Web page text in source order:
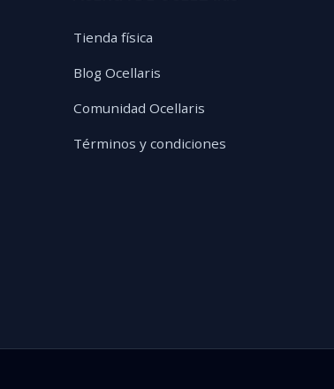
Tienda física
Blog Ocellaris
Comunidad Ocellaris
Términos y condiciones